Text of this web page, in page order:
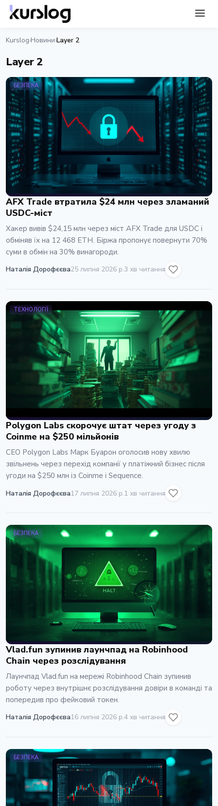
Kurslog›Новини›Layer 2
Layer 2
БЕЗПЕКА
AFX Trade втратила $24 млн через зламаний
USDC-міст
Хакер вивів $24,15 млн через міст AFX Trade для USDC і
обміняв їх на 12 468 ETH. Біржа пропонує повернути 70%
суми в обмін на 30% винагороди.
Наталія Дорофєєва25 липня 2026 р.3 хв читання
ТЕХНОЛОГІЇ
Polygon Labs скорочує штат через угоду з
Coinme на $250 мільйонів
CEO Polygon Labs Марк Буарон оголосив нову хвилю
звільнень через перехід компанії у платіжний бізнес після
угоди на $250 млн із Coinme і Sequence.
Наталія Дорофєєва17 липня 2026 р.1 хв читання
БЕЗПЕКА
Vlad.fun зупинив лаунчпад на Robinhood
Chain через розслідування
Лаунчпад Vlad.fun на мережі Robinhood Chain зупинив
роботу через внутрішнє розслідування довіри в команді та
попередив про фейковий токен.
Наталія Дорофєєва16 липня 2026 р.4 хв читання
БЕЗПЕКА